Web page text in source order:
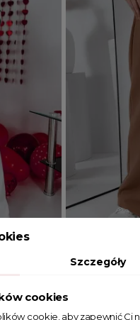
Eleganckie
Szczegóły
cookies
cookie, aby zapewnić